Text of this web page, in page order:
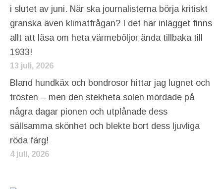
i slutet av juni. När ska journalisterna börja kritiskt
granska även klimatfrågan? I det här inlägget finns
allt att läsa om heta värmeböljor ända tillbaka till
1933!
13 juli, 2026
Bland hundkäx och bondrosor hittar jag lugnet och
trösten – men den stekheta solen mördade på
några dagar pionen och utplånade dess
sällsamma skönhet och blekte bort dess ljuvliga
röda färg!
4 juli, 2026